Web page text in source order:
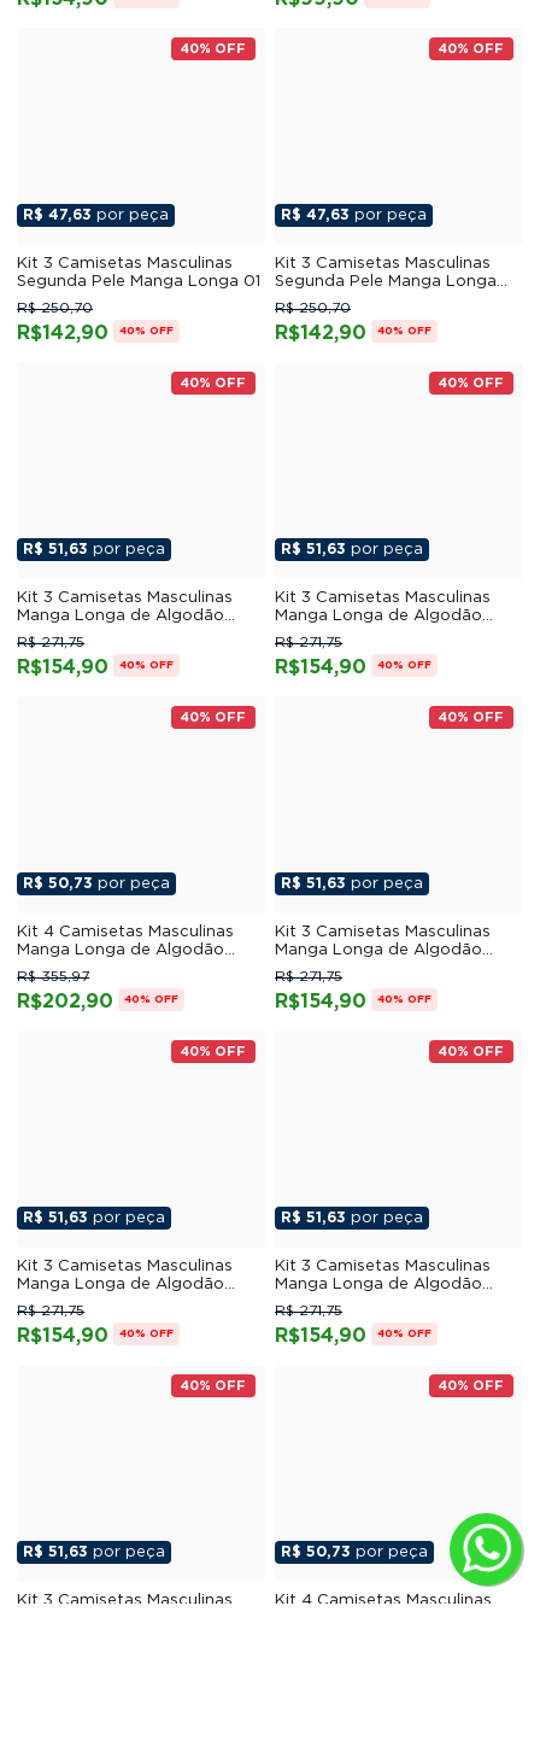
40% OFF
R$ 47,63 por peça
Kit 3 Camisetas Masculinas
Segunda Pele Manga Longa 01
R$142,90
R$ 250,70
40% OFF
40% OFF
R$ 47,63 por peça
Kit 3 Camisetas Masculinas
Segunda Pele Manga Longa
04
R$142,90
R$ 250,70
40% OFF
40% OFF
R$ 51,63 por peça
Kit 3 Camisetas Masculinas
Manga Longa de Algodão
Penteado 04
R$154,90
R$ 271,75
40% OFF
40% OFF
R$ 51,63 por peça
Kit 3 Camisetas Masculinas
Manga Longa de Algodão
Penteado 06
R$154,90
R$ 271,75
40% OFF
40% OFF
R$ 50,73 por peça
Kit 4 Camisetas Masculinas
Manga Longa de Algodão
Penteado 04
R$202,90
R$ 355,97
40% OFF
40% OFF
R$ 51,63 por peça
Kit 3 Camisetas Masculinas
Manga Longa de Algodão
Penteado 11
R$154,90
R$ 271,75
40% OFF
40% OFF
R$ 51,63 por peça
Kit 3 Camisetas Masculinas
Manga Longa de Algodão
Penteado 03
R$154,90
R$ 271,75
40% OFF
40% OFF
R$ 51,63 por peça
Kit 3 Camisetas Masculinas
Manga Longa de Algodão
Penteado 09
R$154,90
R$ 271,75
40% OFF
40% OFF
R$ 51,63 por peça
Kit 3 Camisetas Masculinas
40% OFF
R$ 50,73 por peça
Kit 4 Camisetas Masculinas